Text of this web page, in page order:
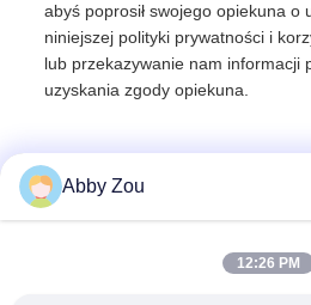
abyś poprosił swojego opiekuna o
niniejszej polityki prywatności i
lub przekazywanie nam informacji
uzyskania zgody opiekuna.
Abby Zou
12:26 PM